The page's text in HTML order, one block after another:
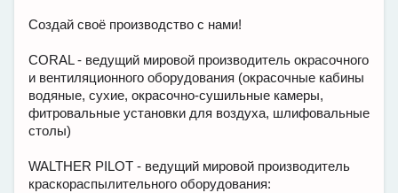
Создай своё производство с нами!
CORAL - ведущий мировой производитель окрасочного
и вентиляционного оборудования (окрасочные кабины
водяные, сухие, окрасочно-сушильные камеры,
фитровальные установки для воздуха, шлифовальные
столы)
WALTHER PILOT - ведущий мировой производитель
краскораспылительного оборудования: